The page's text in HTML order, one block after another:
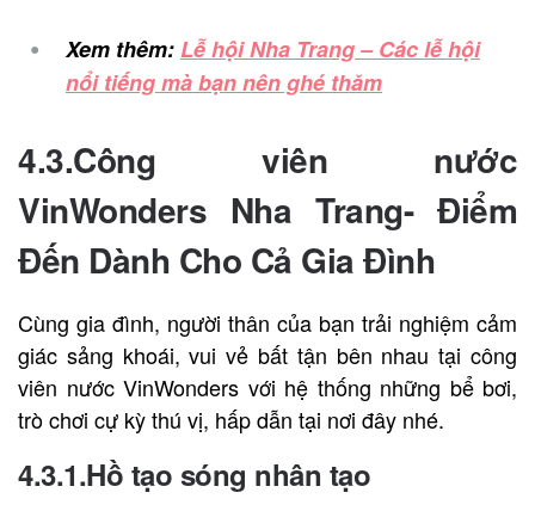
Xem thêm:Lễ hội Nha Trang – Các lễ hội
nổi tiếng mà bạn nên ghé thăm
4.3.Công viên nước
VinWonders Nha Trang- Điểm
Đến Dành Cho Cả Gia Đình
Cùng gia đình, người thân của bạn trải nghiệm cảm
giác sảng khoái, vui vẻ bất tận bên nhau tại công
viên nước VinWonders với hệ thống những bể bơi,
trò chơi cự kỳ thú vị, hấp dẫn tại nơi đây nhé.
4.3.1.Hồ tạo sóng nhân tạo